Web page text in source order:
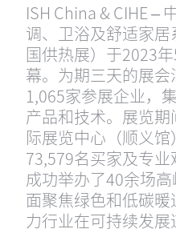
ISH China & CIHE –
调、卫浴及舒适家
国供热展）于2023
幕。为期三天的展
1,065家参展企业，
产品和技术。展览
际展览中心（顺义
73,579名买家及专
成功举办了40余场
面聚焦绿色和低碳
力行业在可持续发展